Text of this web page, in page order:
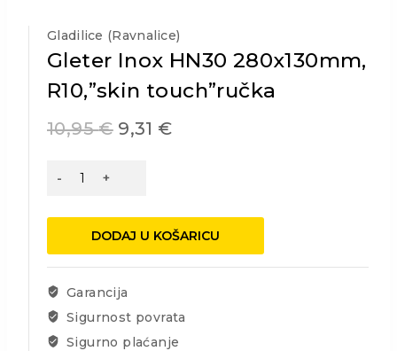
Gladilice (ravnalice)
Gleter Inox HN30 280x130mm,
R10,”skin touch”ručka
10,95€ 9,31 €
Gleter
280x130mm,
touch''ručka
količina
DODAJ U KOŠARICU
Garancija
Sigurnost povrata
Sigurno plaćanje